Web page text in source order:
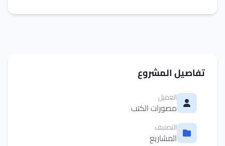
تفاصيل المشروع
العميل
مصورات الكتب
التصنيف
المشاريع